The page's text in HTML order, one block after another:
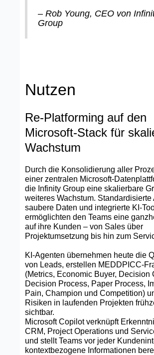
– Rob Young, CEO von
Group
Nutzen
Re‑Platforming auf den
Microsoft‑Stack für
Wachstum
Durch die Konsolidierung aller
einer zentralen
die Infinity Group eine skalierbare
weiteres Wachstum. Standardisierte
saubere Daten und integrierte
ermöglichten den Teams eine
auf ihre Kunden – von Sales über
Projektumsetzung bis hin zum
KI‑Agenten übernehmen heute die
von Leads, erstellen
(Metrics, Economic Buyer, Decision
Decision Process, Paper Process,
Pain, Champion und Competition)
Risiken in laufenden Projekten
sichtbar.
Microsoft Copilot verknüpft
CRM, Project Operations und
und stellt Teams vor jeder
kontextbezogene Informationen